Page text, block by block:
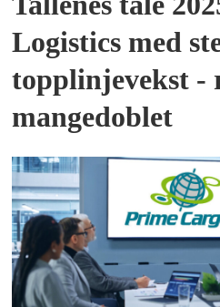
Logistics med
topplinjevekst -
mangedoblet